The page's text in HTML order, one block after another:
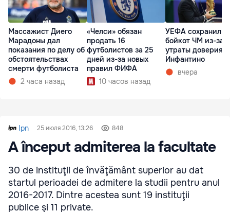
Массажист Диего
Марадоны дал
показания по делу об
обстоятельствах
смерти футболиста
2 часа назад
«Челси» обязан
продать 16
футболистов за 25
дней из-за новых
правил ФИФА
10 часов назад
УЕФА сохранил
бойкот ЧМ из-за
утраты доверия к
Инфантино
вчера
Ipn 25 июля 2016, 13:26 848
A început admiterea la facultate
30 de instituţii de învăţământ superior au dat
startul perioadei de admitere la studii pentru anul
2016-2017. Dintre acestea sunt 19 instituţii
publice şi 11 private.